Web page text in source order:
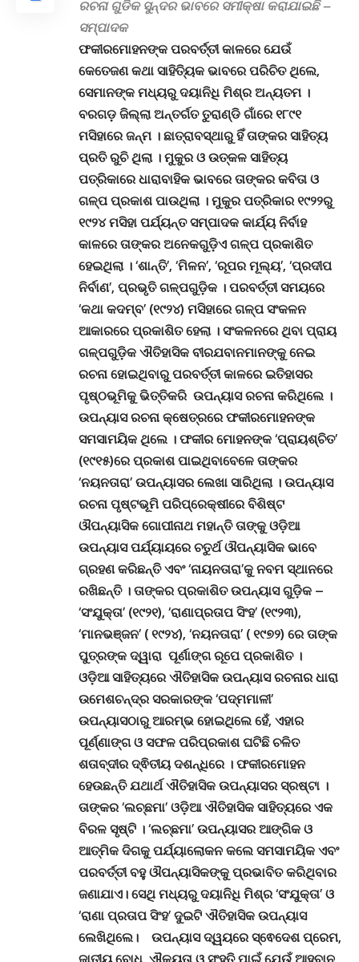
ରଚନା ଗୁଡିକ ସୁନ୍ଦର ଭାବରେ ସମୀକ୍ଷା କରାଯାଇଛି –
ସମ୍ପାଦକ
ଫକୀରମୋହନଙ୍କ ପରବର୍ତ୍ତୀ କାଳରେ ଯେଉଁ
କେତେଜଣ କଥା ସାହିତ୍ୟିକ ଭାବରେ ପରିଚିତ ଥିଲେ,
ସେମାନଙ୍କ ମଧ୍ୟରୁ ଦୟାନିଧି ମିଶ୍ର ଅନ୍ୟତମ ।
ବରଗଡ଼ ଜିଲ୍ଲା ଅନ୍ତର୍ଗତ ତୁରାଣ୍ଡି ଗାଁରେ ୧୮୯୧
ମସିହାରେ ଜନ୍ମ । ଛାତ୍ରାବସ୍ଥାରୁ ହିଁ ତାଙ୍କର ସାହିତ୍ୟ
ପ୍ରତି ରୁଚି ଥିଲା । ମୁକୁର ଓ ଉତ୍କଳ ସାହିତ୍ୟ
ପତ୍ରିକାରେ ଧାରାବାହିକ ଭାବରେ ତାଙ୍କର କବିତା ଓ
ଗଳ୍ପ ପ୍ରକାଶ ପାଉଥିଲା । ମୁକୁର ପତ୍ରିକାର ୧୯୨୨ରୁ
୧୯୨୪ ମସିହା ପର୍ଯ୍ୟନ୍ତ ସମ୍ପାଦକ କାର୍ଯ୍ୟ ନିର୍ବାହ
କାଳରେ ତାଙ୍କର ଅନେକଗୁଡ଼ିଏ ଗଳ୍ପ ପ୍ରକାଶିତ
ହେଇଥିଲା । ‘ଶାନ୍ତି’, ‘ମିଳନ’, ‘ରୂପର ମୂଲ୍ୟ’, ‘ପ୍ରଦୀପ
ନିର୍ବାଣ’, ପ୍ରଭୃତି ଗଳ୍ପଗୁଡ଼ିକ । ପରବର୍ତ୍ତୀ ସମୟରେ
‘କଥା କଦମ୍ବ’ (୧୯୨୪) ମସିହାରେ ଗଳ୍ପ ସଂକଳନ
ଆକାରରେ ପ୍ରକାଶିତ ହେଲା । ସଂକଳନରେ ଥିବା ପ୍ରାୟ
ଗଳ୍ପଗୁଡ଼ିକ ଐତିହାସିକ ବୀରଯବାନମାନଙ୍କୁ ନେଇ
ରଚନା ହୋଇଥିବାରୁ ପରବର୍ତ୍ତୀ କାଳରେ ଇତିହାସର
ପୃଷ୍ଠଭୂମିକୁ ଭିତ୍ତିକରି ଉପନ୍ୟାସ ରଚନା କରିଥିଲେ ।
ଉପନ୍ୟାସ ରଚନା କ୍ଷେତ୍ରରେ ଫକୀରମୋହନଙ୍କ
ସମସାମୟିକ ଥିଲେ । ଫକୀର ମୋହନଙ୍କ ‘ପ୍ରାୟଶ୍ଚିତ’
(୧୯୧୫)ରେ ପ୍ରକାଶ ପାଇଥିବାବେଳେ ତାଙ୍କର
‘ନୟନତାରା’ ଉପନ୍ୟାସର ଲେଖା ସାରିଥିଲା । ଉପନ୍ୟାସ
ରଚନା ପୃଷ୍ଟଭୂମି ପରିପ୍ରେକ୍ଷୀରେ ବିଶିଷ୍ଟ
ଔପନ୍ୟାସିକ ଗୋପୀନାଥ ମହାନ୍ତି ତାଙ୍କୁ ଓଡ଼ିଆ
ଉପନ୍ୟାସ ପର୍ଯ୍ୟାୟରେ ଚତୁର୍ଥ ଔପନ୍ୟାସିକ ଭାବେ
ଗ୍ରହଣ କରିଛନ୍ତି ଏବଂ ‘ନାୟନତାରା’କୁ ନବମ ସ୍ଥାନରେ
ରଖିଛନ୍ତି । ତାଙ୍କର ପ୍ରକାଶିତ ଉପନ୍ୟାସ ଗୁଡ଼ିକ –
‘ସଂଯୁକ୍ତା’ (୧୯୨୧), ‘ରାଣାପ୍ରତାପ ସିଂହ’ (୧୯୨୩),
‘ମାନଭଞ୍ଜନ’ ( ୧୯୨୪), ‘ନୟନତାରା’ ( ୧୯୭୨) ରେ ତାଙ୍କ
ପୁତ୍ରଙ୍କ ଦ୍ୱାରା ପୂର୍ଣାଙ୍ଗ ରୂପେ ପ୍ରକାଶିତ ।
ଓଡ଼ିଆ ସାହିତ୍ୟରେ ଐତିହାସିକ ଉପନ୍ୟାସ ରଚନାର ଧାରା
ଉମେଶଚନ୍ଦ୍ର ସରକାରଙ୍କ ‘ପଦ୍ମମାଳୀ’
ଉପନ୍ୟାସଠାରୁ ଆରମ୍ଭ ହୋଇଥିଲେ ହେଁ, ଏହାର
ପୂର୍ଣ୍ଣାଙ୍ଗ ଓ ସଫଳ ପରିପ୍ରକାଶ ଘଟିଛି ଚଳିତ
ଶତାବ୍ଦୀର ଦ୍ଵିତୀୟ ଦଶନ୍ଧିରେ । ଫକୀରମୋହନ
ହେଉଛନ୍ତି ଯଥାର୍ଥ ଐତିହାସିକ ଉପନ୍ୟାସର ସ୍ରଷ୍ଟା ।
ତାଙ୍କର ‘ଲଚ୍ଛମା’ ଓଡ଼ିଆ ଐତିହାସିକ ସାହିତ୍ୟରେ ଏକ
ବିରଳ ସୃଷ୍ଟି । ‘ଲଚ୍ଛମା’ ଉପନ୍ୟାସର ଆଙ୍ଗିକ ଓ
ଆତ୍ମିକ ଦିଗକୁ ପର୍ଯ୍ୟାଲୋକନ କଲେ ସମସାମୟିକ ଏବଂ
ପରବର୍ତ୍ତୀ ବହୁ ଔପନ୍ୟାସିକଙ୍କୁ ପ୍ରଭାବିତ କରିଥିବାର
ଜଣାଯାଏ । ସେଥି ମଧ୍ୟରୁ ଦୟାନିଧି ମିଶ୍ର ‘ସଂଯୁକ୍ତା’ ଓ
‘ରାଣା ପ୍ରତାପ ସିଂହ’ ଦୁଇଟି ଐତିହାସିକ ଉପନ୍ୟାସ
ଲେଖିଥିଲେ । ଉପନ୍ୟାସ ଦ୍ୱୟରେ ସ୍ଵେଦେଶ ପ୍ରେମ,